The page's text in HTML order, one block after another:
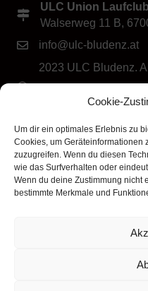
Cookie-
Um dir ein optimales Erlebnis zu
Cookies, um Geräteinformationen
zuzugreifen. Wenn du diesen
wie das Surfverhalten oder
Wenn du deine Zustimmung nicht
bestimmte Merkmale und
ULC Union
Walserweg 11 B,
info@ulc-bludenz.at
2023 ULC Bludenz.
Folge dem ULC
Klicke hier, um